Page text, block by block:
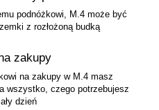
podnóżkowi, M.4 może być
z rozłożoną budką
zakupy
na zakupy w M.4 masz
wszystko, czego potrzebujesz
dzień